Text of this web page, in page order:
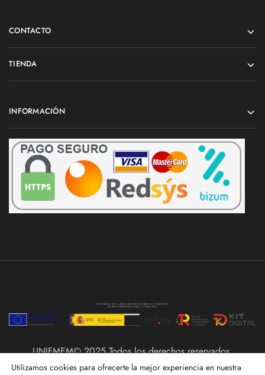
CONTACTO
TIENDA
INFORMACIÓN
UNIFMEM© 2025 Todos los derechos reservados.
Utilizamos cookies para ofrecerte la mejor experiencia en nuestra